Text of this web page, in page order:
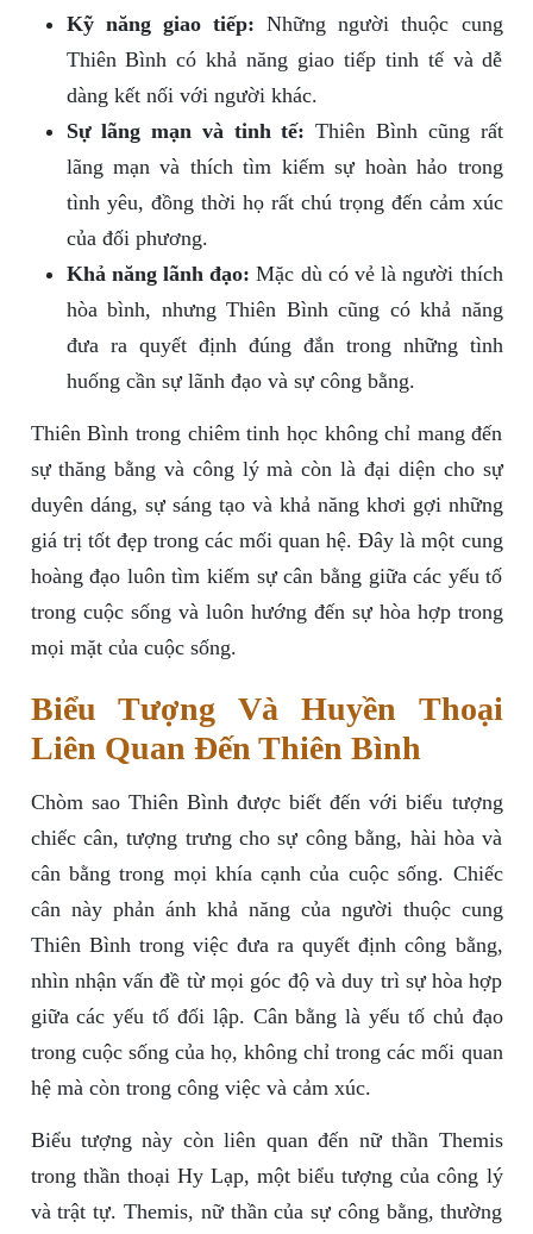
Kỹ năng giao tiếp: Những người thuộc cung
Thiên Bình có khả năng giao tiếp tinh tế và dễ
dàng kết nối với người khác.
Sự lãng mạn và tinh tế: Thiên Bình cũng rất
lãng mạn và thích tìm kiếm sự hoàn hảo trong
tình yêu, đồng thời họ rất chú trọng đến cảm xúc
của đối phương.
Khả năng lãnh đạo: Mặc dù có vẻ là người thích
hòa bình, nhưng Thiên Bình cũng có khả năng
đưa ra quyết định đúng đắn trong những tình
huống cần sự lãnh đạo và sự công bằng.
Thiên Bình trong chiêm tinh học không chỉ mang đến
sự thăng bằng và công lý mà còn là đại diện cho sự
duyên dáng, sự sáng tạo và khả năng khơi gợi những
giá trị tốt đẹp trong các mối quan hệ. Đây là một cung
hoàng đạo luôn tìm kiếm sự cân bằng giữa các yếu tố
trong cuộc sống và luôn hướng đến sự hòa hợp trong
mọi mặt của cuộc sống.
Biểu Tượng Và Huyền Thoại
Liên Quan Đến Thiên Bình
Chòm sao Thiên Bình được biết đến với biểu tượng
chiếc cân, tượng trưng cho sự công bằng, hài hòa và
cân bằng trong mọi khía cạnh của cuộc sống. Chiếc
cân này phản ánh khả năng của người thuộc cung
Thiên Bình trong việc đưa ra quyết định công bằng,
nhìn nhận vấn đề từ mọi góc độ và duy trì sự hòa hợp
giữa các yếu tố đối lập. Cân bằng là yếu tố chủ đạo
trong cuộc sống của họ, không chỉ trong các mối quan
hệ mà còn trong công việc và cảm xúc.
Biểu tượng này còn liên quan đến nữ thần Themis
trong thần thoại Hy Lạp, một biểu tượng của công lý
và trật tự. Themis, nữ thần của sự công bằng, thường